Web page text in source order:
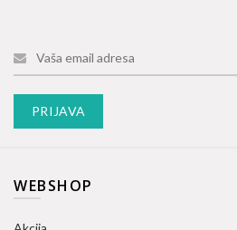
WEBSHOP